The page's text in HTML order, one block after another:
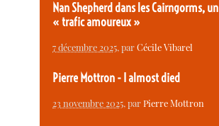
Nan Shepherd dans les Cairngorms, un
« trafic amoureux »
7 décembre 2025, parCécile Vibarel
Pierre Mottron - I almost died
23 novembre 2025, parPierre Mottron